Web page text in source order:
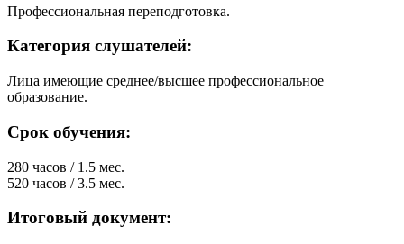
Профессиональная переподготовка.
Категория слушателей:
Лица имеющие среднее/высшее профессиональное
образование.
Срок обучения:
280 часов / 1.5 мес.
520 часов / 3.5 мес.
Итоговый документ: